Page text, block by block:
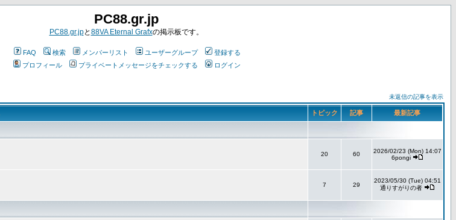
PC88.gr.jp
PC88.gr.jpと88VA Eternal Grafxの掲示板です。
FAQ 検索 メンバーリスト ユーザーグループ
登録する
プロフィール
プライベートメッセージをチェックする ログイン
未返信の記事を表示
トピック 記事 最新記事
20 60
2026/02/23 (Mon) 14:07
6pongi
7 29
2023/05/30 (Tue) 04:51
通りすがりの者